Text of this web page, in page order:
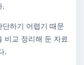
.
하기 어렵기 때문
비교 정리해 둔 자료
.